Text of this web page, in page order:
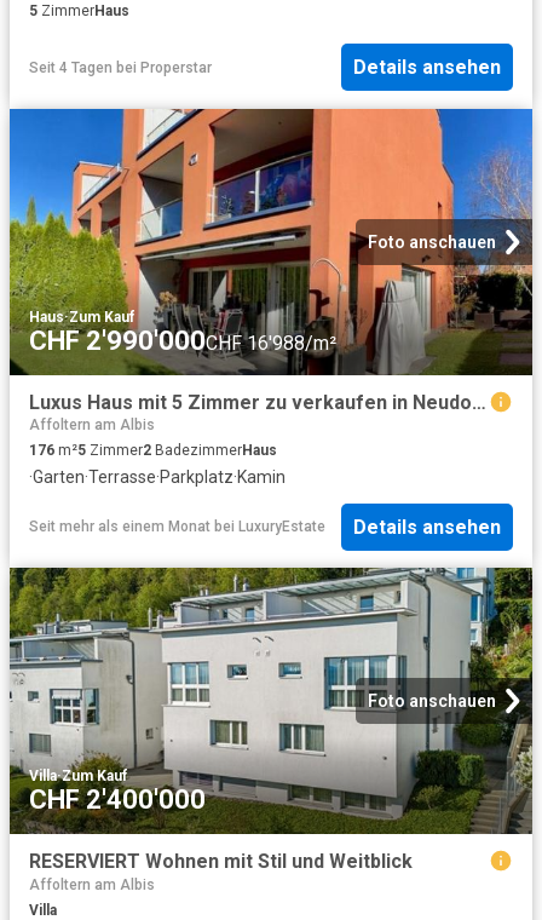
5 ZimmerHaus
Seit 4 Tagen bei Properstar Details ansehen
Foto anschauen
Haus·Zum Kauf
CHF 2'990'000CHF 16'988/m²
Luxus Haus mit 5 Zimmer zu verkaufen in Neudorfstrasse, 26, Wädenswil, Horgen, Kanton Zürich
Affoltern am Albis
176 m²5 Zimmer2 BadezimmerHaus
·Garten·Terrasse·Parkplatz·Kamin
Seit mehr als einem Monat bei LuxuryEstate Details ansehen
Foto anschauen
Villa·Zum Kauf
CHF 2'400'000
RESERVIERT Wohnen mit Stil und Weitblick
Affoltern am Albis
Villa